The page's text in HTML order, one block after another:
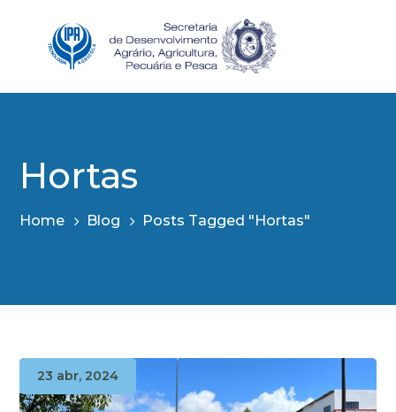
Hortas
Home Blog Posts Tagged "Hortas"
23 abr, 2024